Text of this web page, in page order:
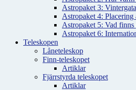
Astropaket 3:
Astropaket 4:
Astropaket 5: Vad finns
Astropaket 6:
Teleskopen
Låneteleskop
Finn-teleskopet
Artiklar
Fjärrstyrda teleskopet
Artiklar